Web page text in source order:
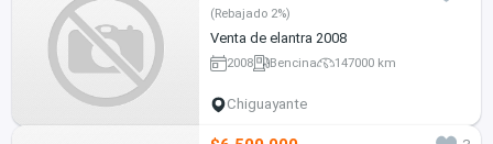
(Rebajado 2%)
Venta de elantra 2008
2008 Bencina 147000 km
Chiguayante